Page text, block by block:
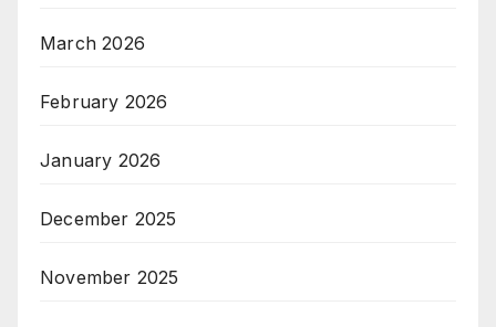
March 2026
February 2026
January 2026
December 2025
November 2025